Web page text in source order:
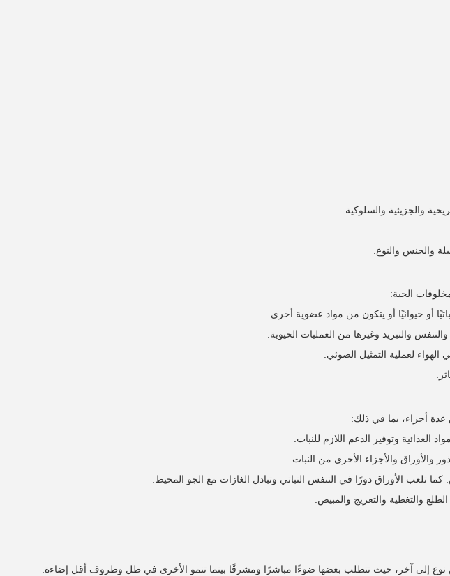
والجزيئية والسلوكية.
والجنس والنوع.
الحية:
أو حيوانيًا أو يتكون من مواد عضوية أخرى.
والتبريد وغيرها من العمليات الحيوية.
لعملية التمثيل الضوئي.
عدة أجزاء، بما في ذلك:
وتوفير الدعم اللازم للنبات.
والأوراق والأجزاء الأخرى من النبات.
تلعب الأوراق دورًا في التنفس النباتي وتبادل الغازات مع الجو المحيط.
والتغطية والتعريج والمبيض.
من نوع إلى آخر، حيث تتطلب بعضها ضوءًا مباشرًا ومشرقًا بينما تنمو الأخرى في ظل وظروف أقل إضاءة.